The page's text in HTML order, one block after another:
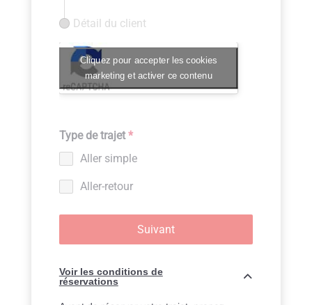
Détail du client
Cliquez pour accepter les cookies
marketing et activer ce contenu
Type de trajet*
Aller simple
Aller-retour
Suivant
Voir les conditions de
réservations